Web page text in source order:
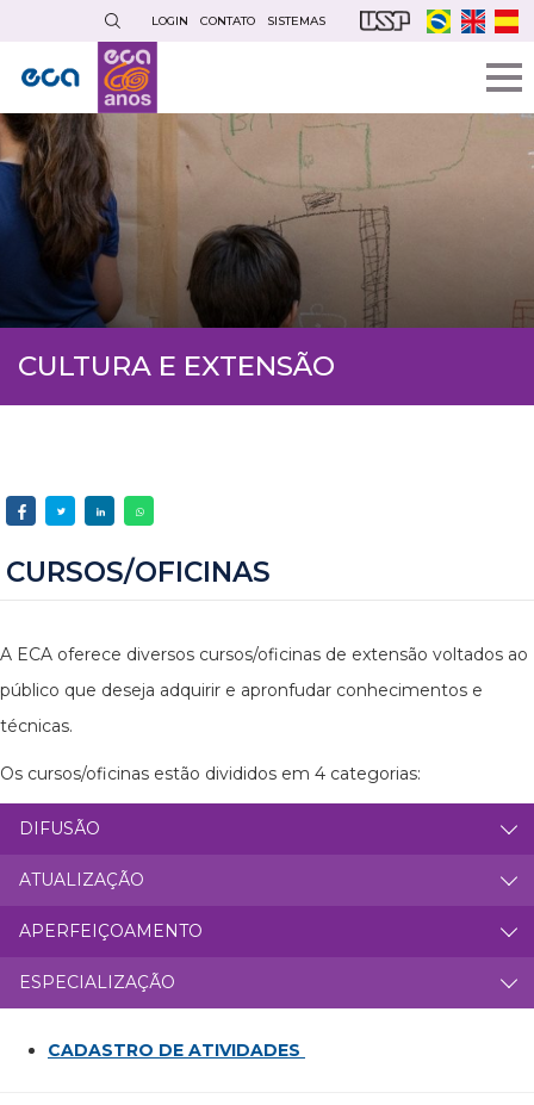
conteúdo
principal
LOGIN CONTATO SISTEMAS
CULTURA E EXTENSÃO
CURSOS/OFICINAS
A ECA oferece diversos cursos/oficinas de extensão voltados ao
público que deseja adquirir e apronfudar conhecimentos e
técnicas.
Os cursos/oficinas estão divididos em 4 categorias:
DIFUSÃO
ATUALIZAÇÃO
APERFEIÇOAMENTO
ESPECIALIZAÇÃO
CADASTRO DE ATIVIDADES